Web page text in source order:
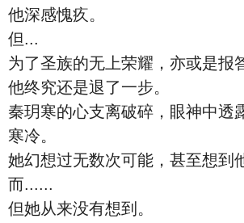
他深感愧疚。
但...
为了圣族的无上荣耀，亦或是报
他终究还是退了一步。
秦玥寒的心支离破碎，眼神中透
寒冷。
她幻想过无数次可能，甚至想到
而......
但她从来没有想到。